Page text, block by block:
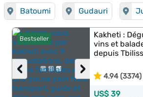
Batoumi Gudauri
Bestseller
›
‹
Kakheti :
vins et
depuis
4.94 (3374)
US$ 39